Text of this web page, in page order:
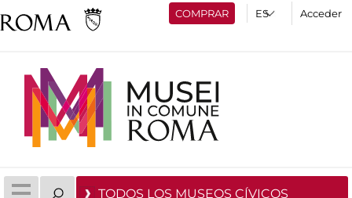
COMPRAR Acceder
TODOS LOS MUSEOS CÍVICOS